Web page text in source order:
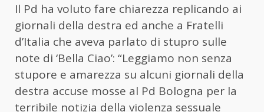
Il Pd ha voluto fare chiarezza replicando ai
giornali della destra ed anche a Fratelli
d’Italia che aveva parlato di stupro sulle
note di ‘Bella Ciao’: “Leggiamo non senza
stupore e amarezza su alcuni giornali della
destra accuse mosse al Pd Bologna per la
terribile notizia della violenza sessuale